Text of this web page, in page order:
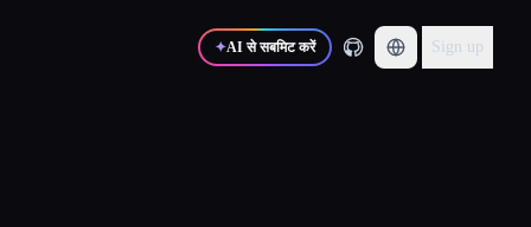
✦AI से सबमिट करें Sign up